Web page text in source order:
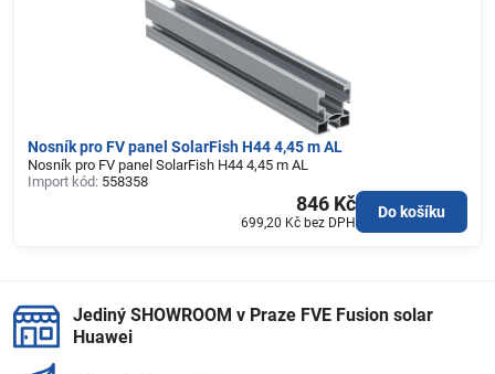
Nosník pro FV panel SolarFish H44 4,45 m AL
Nosník pro FV panel SolarFish H44 4,45 m AL
Import kód: 558358
846 Kč
699,20 Kč bez DPH
Do košíku
Jediný SHOWROOM v Praze FVE Fusion solar
Huawei